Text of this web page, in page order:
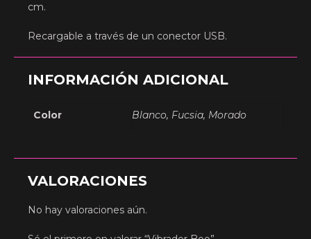
cm.
Recargable a través de un conector USB.
INFORMACIÓN ADICIONAL
Color Blanco, Fucsia, Morado
VALORACIONES
No hay valoraciones aún.